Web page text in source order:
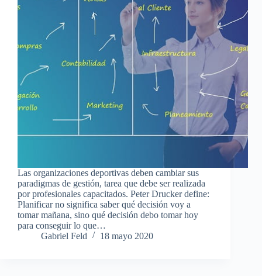
Las organizaciones deportivas deben cambiar sus
paradigmas de gestión, tarea que debe ser realizada
por profesionales capacitados. Peter Drucker define:
Planificar no significa saber qué decisión voy a
tomar mañana, sino qué decisión debo tomar hoy
para conseguir lo que…
Gabriel Feld
18 mayo 2020